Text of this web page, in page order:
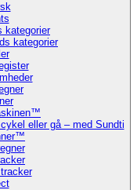
kategorier
kategorier
eller gå – med Sundti
tracker